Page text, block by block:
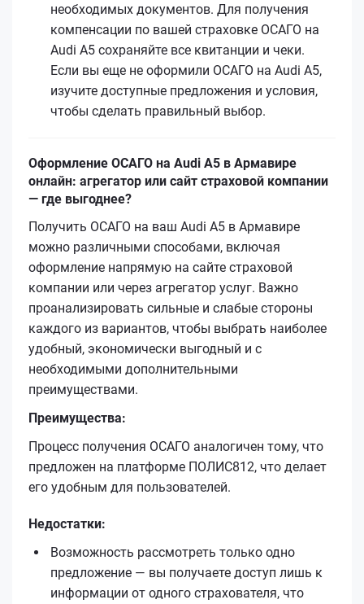
необходимых документов. Для получения
компенсации по вашей страховке ОСАГО на
Audi A5 сохраняйте все квитанции и чеки.
Если вы еще не оформили ОСАГО на Audi A5,
изучите доступные предложения и условия,
чтобы сделать правильный выбор.
Оформление ОСАГО на Audi A5 в Армавире
онлайн: агрегатор или сайт страховой компании
— где выгоднее?
Получить ОСАГО на ваш Audi A5 в Армавире
можно различными способами, включая
оформление напрямую на сайте страховой
компании или через агрегатор услуг. Важно
проанализировать сильные и слабые стороны
каждого из вариантов, чтобы выбрать наиболее
удобный, экономически выгодный и с
необходимыми дополнительными
преимуществами.
Преимущества:
Процесс получения ОСАГО аналогичен тому, что
предложен на платформе ПОЛИС812, что делает
его удобным для пользователей.
Недостатки:
Возможность рассмотреть только одно
предложение — вы получаете доступ лишь к
информации от одного страхователя, что